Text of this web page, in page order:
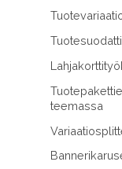
teemassa